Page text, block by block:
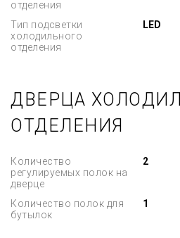
отделения
Тип подсветки
холодильного
отделения
LED
ДВЕРЦА
ОТДЕЛЕНИЯ
Количество
регулируемых полок на
дверце
2
Количество полок для
бутылок
1